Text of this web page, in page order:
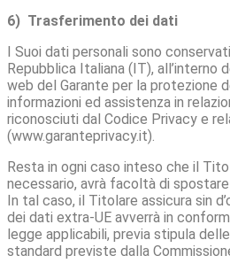
6) Trasferimento dei dati
I Suoi dati personali sono
Repubblica Italiana (IT), all’interno
web del Garante per la protezione
informazioni ed assistenza in
riconosciuti dal Codice Privacy e
(www.garanteprivacy.it).
Resta in ogni caso inteso che il
necessario, avrà facoltà di
In tal caso, il Titolare assicura sin
dei dati extra-UE avverrà in
legge applicabili, previa stipula
standard previste dalla